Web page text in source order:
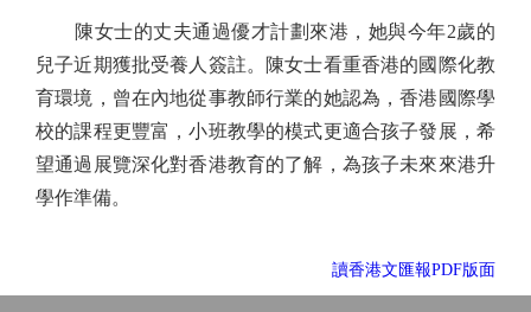
陳女士的丈夫通過優才計劃來港，她與今年2歲的
兒子近期獲批受養人簽註。陳女士看重香港的國際化教
育環境，曾在內地從事教師行業的她認為，香港國際學
校的課程更豐富，小班教學的模式更適合孩子發展，希
望通過展覽深化對香港教育的了解，為孩子未來來港升
學作準備。
讀香港文匯報PDF版面